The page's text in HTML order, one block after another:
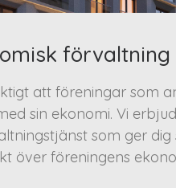
förvaltning
att föreningar som
sin ekonomi. Vi
som ger dig
över föreningens